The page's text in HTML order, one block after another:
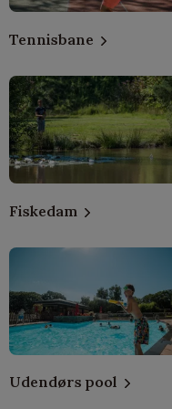
Tennisbane
Fiskedam
Udendørs pool